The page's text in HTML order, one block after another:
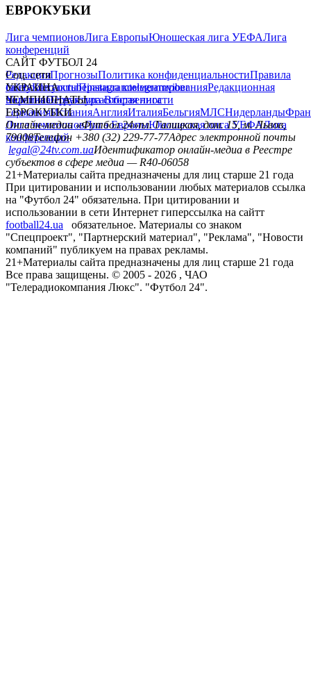
ЕВРОКУБКИ
Лига чемпионовЛига ЕвропыЮношеская лига УЕФАЛига
конференций
САЙТ ФУТБОЛ 24
РедакцияПрогнозыПолитика конфиденциальностиПравила
сайтуКонтактыПравила комментированияРедакционная
политикаСтруктура собственности
Соц. сети
facebookxyoutubeinstagramtelegramviber
УКРАИНА
УкраинаПервая лигаВторая лига
ЧЕМПИОНАТЫ
ГерманияИспанияАнглияИталияБельгияМЛСНидерланды
ЕВРОКУБКИ
Лига чемпионовЛига ЕвропыЮношеская лига УЕФАЛига
конференций
Онлайн-медиа «Футбол 24»пл. Галицкая, дом. 15, м. Львов,
79008Телефон +380 (32) 229-77-77Адрес электронной почты
legal@24tv.com.uaИдентификатор онлайн-медиа в Реестре
субъектов в сфере медиа — R40-06058
21+Материалы сайта предназначены для лиц старше 21 года
При цитировании и использовании любых материалов ссылка
на "Футбол 24" обязательна. При цитировании и
использовании в сети Интернет гиперссылка на сайтт
football24.ua
обязательное. Материалы со знаком
"Спецпроект", "Партнерский материал", "Реклама", "Новости
компаний" публикуем на правах рекламы.
21+Материалы сайта предназначены для лиц старше 21 года
Все права защищены. © 2005 - 2026 , ЧАО
"Телерадиокомпания Люкс". "Футбол 24".